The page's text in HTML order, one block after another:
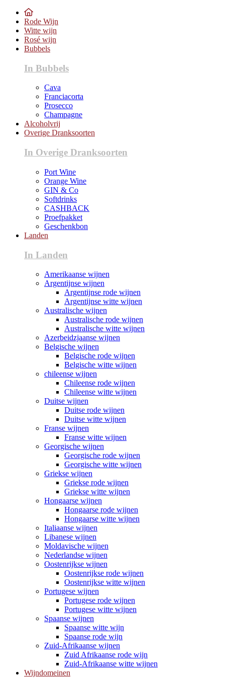
Rode Wijn
Witte wijn
Rosé wijn
Bubbels
In Bubbels
Cava
Franciacorta
Prosecco
Champagne
Alcoholvrij
Overige Dranksoorten
In Overige Dranksoorten
Port Wine
Orange Wine
GIN & Co
Softdrinks
CASHBACK
Proefpakket
Geschenkbon
Landen
In Landen
Amerikaanse wijnen
Argentijnse wijnen
Argentijnse rode wijnen
Argentijnse witte wijnen
Australische wijnen
Australische rode wijnen
Australische witte wijnen
Azerbeidzjaanse wijnen
Belgische wijnen
Belgische rode wijnen
Belgische witte wijnen
chileense wijnen
Chileense rode wijnen
Chileense witte wijnen
Duitse wijnen
Duitse rode wijnen
Duitse witte wijnen
Franse wijnen
Franse witte wijnen
Georgische wijnen
Georgische rode wijnen
Georgische witte wijnen
Griekse wijnen
Griekse rode wijnen
Griekse witte wijnen
Hongaarse wijnen
Hongaarse rode wijnen
Hongaarse witte wijnen
Italiaanse wijnen
Libanese wijnen
Moldavische wijnen
Nederlandse wijnen
Oostenrijkse wijnen
Oostenrijkse rode wijnen
Oostenrijkse witte wijnen
Portugese wijnen
Portugese rode wijnen
Portugese witte wijnen
Spaanse wijnen
Spaanse witte wijn
Spaanse rode wijn
Zuid-Afrikaanse wijnen
Zuid Afrikaanse rode wijn
Zuid-Afrikaanse witte wijnen
Wijndomeinen